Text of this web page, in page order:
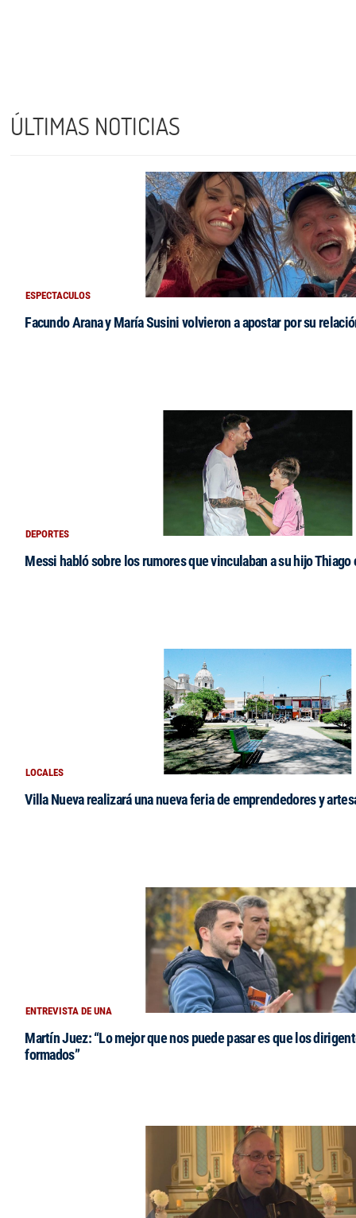
ÚLTIMAS NOTICIAS
ESPECTACULOS
Facundo Arana y María Susini volvieron a apostar por su
DEPORTES
Messi habló sobre los rumores que vinculaban a su hijo Thiago
LOCALES
Villa Nueva realizará una nueva feria de emprendedores y
ENTREVISTA DE UNA
Martín Juez: “Lo mejor que nos puede pasar es que los
formados”